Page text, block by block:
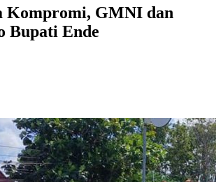
Kompromi, GMNI dan
Bupati Ende